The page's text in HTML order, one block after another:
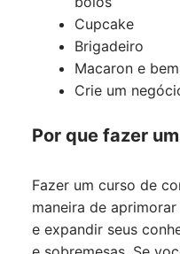
Cupcake
Brigadeiro
Macaron e
Crie um
Por que fazer
Fazer um curso de
maneira de
e expandir seus